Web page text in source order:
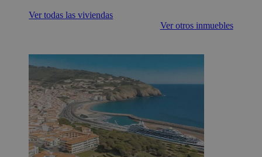
Ver todas las viviendas
Ver otros inmuebles